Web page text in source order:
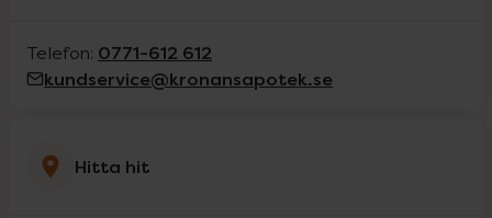
Telefon: 0771-612 612
kundservice@kronansapotek.se
Hitta hit